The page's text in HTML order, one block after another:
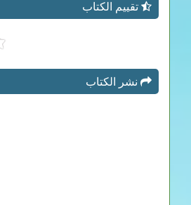
تقييم الكتاب
نشر الكتاب